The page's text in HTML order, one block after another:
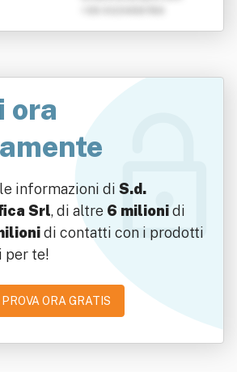
ora
informazioni di S.d.
Srl, di altre 6 milionidi
di contatti con i prodotti
per te!
PROVA ORA GRATIS